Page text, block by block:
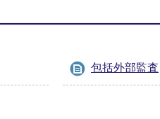
包括外部監査